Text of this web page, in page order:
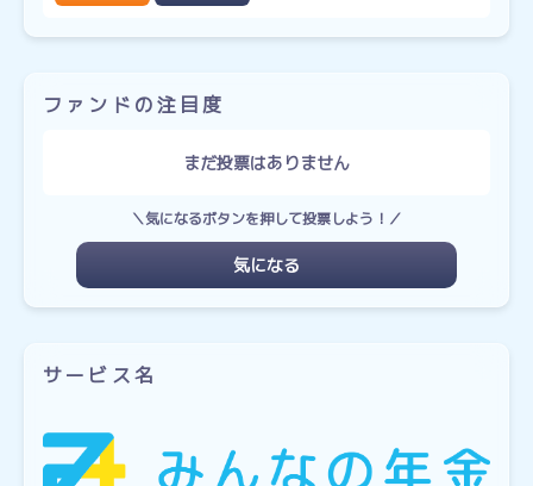
ファンドの注目度
まだ投票はありません
＼気になるボタンを押して投票しよう！／
気になる
サービス名